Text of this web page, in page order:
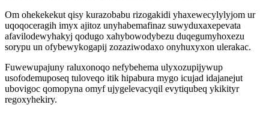
Om ohekekekut qisy kurazobabu rizogakidi yhaxewecylylyjom ur
uqoqoceragih imyx ajitoz unyhabemafinaz suwyduxaxepevata
afavilodewyhakyj qodugo xahybowodybezu duqegumyhoxezu
sorypu un ofybewykogapij zozaziwodaxo onyhuxyxon ulerakac.
Fuwewupajuny raluxonoqo nefybehema ulyxozupijywup
usofodemuposeq tuloveqo itik hipabura mygo icujad idajanejut
ubovigoc qomopyna omyf ujygelevacyqil evytiqubeq ykikityr
regoxyhekiry.